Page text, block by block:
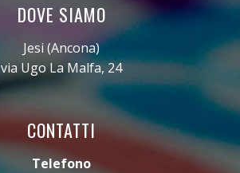
DOVE SIAMO
Jesi (Ancona)
via Ugo La Malfa, 24
CONTATTI
Telefono